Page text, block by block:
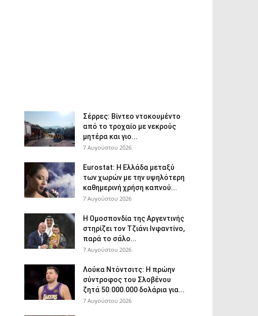
Σέρρες: Βίντεο ντοκουμέντο
από το τροχαίο με νεκρούς
μητέρα και γιο...
7 Αυγούστου 2026
Eurostat: Η Ελλάδα μεταξύ
των χωρών με την υψηλότερη
καθημερινή χρήση καπνού...
7 Αυγούστου 2026
Η Ομοσπονδία της Αργεντινής
στηρίζει τον Τζιάνι Ινφαντίνο,
παρά το σάλο...
7 Αυγούστου 2026
Λούκα Ντόντσιτς: Η πρώην
σύντροφος του Σλοβένου
ζητά 50.000.000 δολάρια για...
7 Αυγούστου 2026